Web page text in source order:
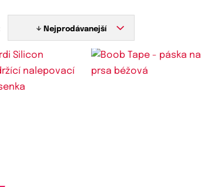
Nejprodávanejší